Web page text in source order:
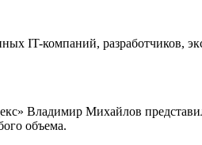
IT-компаний, разработчиков,
Владимир Михайлов
объема.